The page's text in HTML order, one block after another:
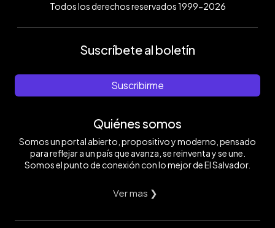
Todos los derechos reservados 1999-2026
Suscríbete al boletín
Suscribirme
Quiénes somos
Somos un portal abierto, propositivo y moderno, pensado
para reflejar a un país que avanza, se reinventa y se une.
Somos el punto de conexión con lo mejor de El Salvador.
Ver mas ❯